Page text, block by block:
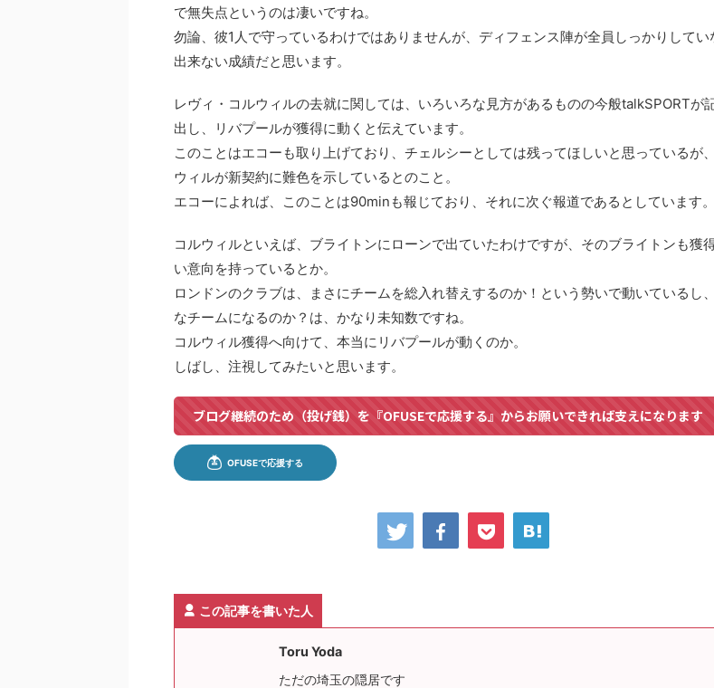
で無失点というのは凄いですね。
勿論、彼1人で守っているわけではありませんが、ディフェンス陣が全員しっかりしてい
出来ない成績だと思います。
レヴィ・コルウィルの去就に関しては、いろいろな見方があるものの今般talkSPORTが
出し、リバプールが獲得に動くと伝えています。
このことはエコーも取り上げており、チェルシーとしては残ってほしいと思っているが
ウィルが新契約に難色を示しているとのこと。
エコーによれば、このことは90minも報じており、それに次ぐ報道であるとしています。
コルウィルといえば、ブライトンにローンで出ていたわけですが、そのブライトンも獲
い意向を持っているとか。
ロンドンのクラブは、まさにチームを総入れ替えするのか！という勢いで動いているし
なチームになるのか？は、かなり未知数ですね。
コルウィル獲得へ向けて、本当にリバプールが動くのか。
しばし、注視してみたいと思います。
ブログ継続のため（投げ銭）を『OFUSEで応援する』からお願いできれば支えになります
この記事を書いた人
Toru Yoda
ただの埼玉の隠居です